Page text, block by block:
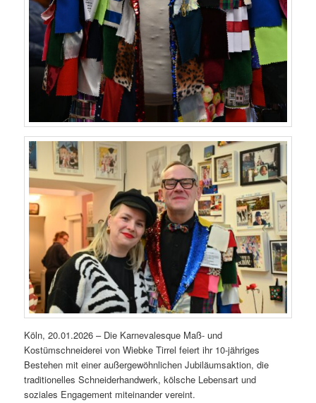
Köln, 20.01.2026 – Die Karnevalesque Maß- und
Kostümschneiderei von Wiebke Tirrel feiert ihr 10-jähriges
Bestehen mit einer außergewöhnlichen Jubiläumsaktion, die
traditionelles Schneiderhandwerk, kölsche Lebensart und
soziales Engagement miteinander vereint.